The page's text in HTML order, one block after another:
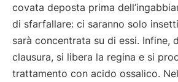
covata deposta prima
di sfarfallare: ci saranno solo
sarà concentrata su di essi. Infine,
clausura, si libera la regina e si
trattamento con acido ossalico.